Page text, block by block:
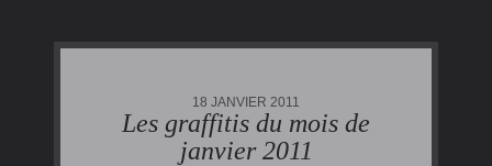
18 JANVIER 2011
Les graffitis du mois de
janvier 2011